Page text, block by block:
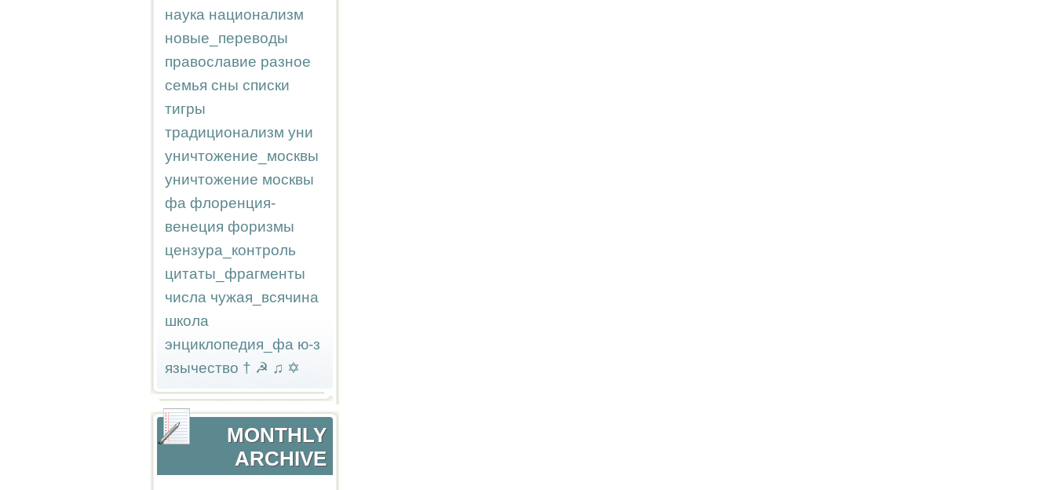
наука национализм
новые_переводы
православие разное
семья сны списки
тигры
традиционализм уни
уничтожение_москвы
уничтожение москвы
фа флоренция-
венеция форизмы
цензура_контроль
цитаты_фрагменты
числа чужая_всячина
школа
энциклопедия_фа ю-з
язычество † ☭ ♫ ✡
MONTHLY
ARCHIVE